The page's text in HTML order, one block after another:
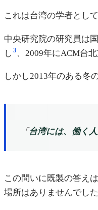
これは台湾の学者とし
中央研究院の研究員は
し 3 、2009年にACM台
しかし2013年のある冬
「 台湾には、働く
この問いに既製の答え
場所はありませんでした